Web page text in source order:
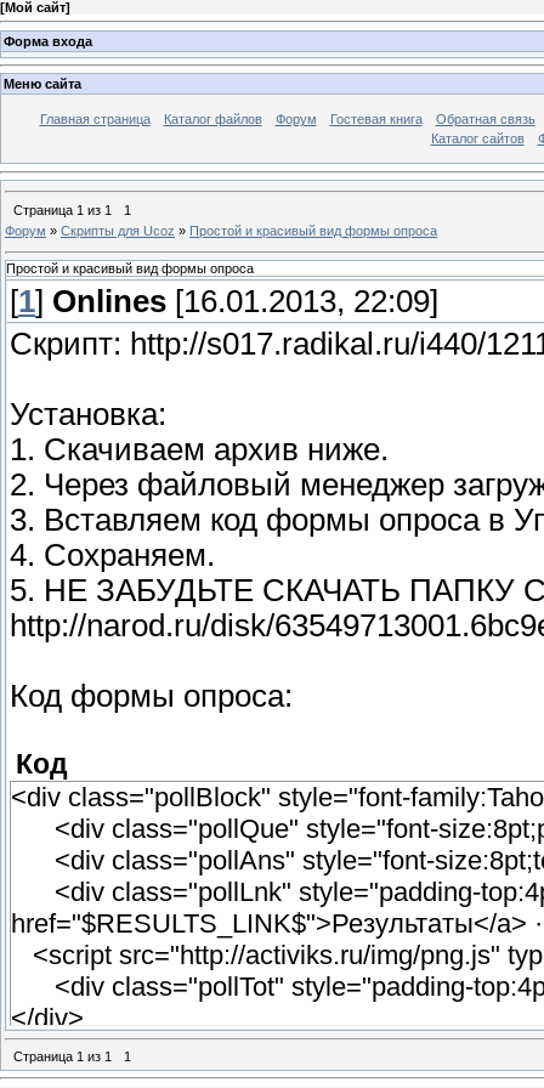
[Мой сайт]
Форма входа
Меню сайта
Главная страница Каталог файлов Форум Гостевая книга
Обратная связь
Каталог сайтов
Страница 1 из 1
1
Форум » Скрипты для Ucoz » Простой и красивый вид формы опроса
Простой и красивый вид формы опроса
[1] Onlines [16.01.2013, 22:09]
Cкрипт: http://s017.radikal.ru/i440/
Установка:
1. Скачиваем архив ниже.
2. Через файловый менеджер
3. Вставляем код формы опроса в
4. Сохраняем.
5. НЕ ЗАБУДЬТЕ СКАЧАТЬ
http://narod.ru/disk/
Код формы опроса:
Код
<div class="pollBlock" style="font-
<div class="pollQue" style="font-
<div class="pollAns" style="font-
<div class="pollLnk" style="padding-
href="$RESULTS_LINK$">Результаты</
<script src="http://activiks.ru/img/png.js"
<div class="pollTot" style="padding-
</div>
</div>
Страница 1 из 1 1